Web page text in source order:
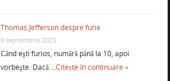
Thomas Jefferson despre furie
6 septembrie 2023
Când eşti furios, numără până la 10, apoi
vorbeşte. Dacă …Citește în continuare »